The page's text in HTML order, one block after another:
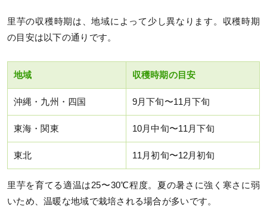
里芋の収穫時期は、地域によって少し異なります。収穫時期
の目安は以下の通りです。
地域 収穫時期の目安
沖縄・九州・四国 9月下旬〜11月下旬
東海・関東 10月中旬〜11月下旬
東北 11月初旬〜12月初旬
里芋を育てる適温は25〜30℃程度。夏の暑さに強く寒さに弱
いため、温暖な地域で栽培される場合が多いです。